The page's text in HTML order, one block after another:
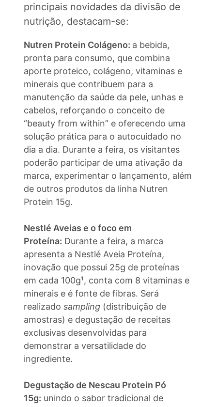
principais novidades da divisão de
nutrição, destacam-se:
Nutren Protein Colágeno: a bebida,
pronta para consumo, que combina
aporte proteico, colágeno, vitaminas e
minerais que contribuem para a
manutenção da saúde da pele, unhas e
cabelos, reforçando o conceito de
“beauty from within” e oferecendo uma
solução prática para o autocuidado no
dia a dia. Durante a feira, os visitantes
poderão participar de uma ativação da
marca, experimentar o lançamento, além
de outros produtos da linha Nutren
Protein 15g.
Nestlé Aveias e o foco em
Proteína: Durante a feira, a marca
apresenta a Nestlé Aveia Proteína,
inovação que possui 25g de proteínas
em cada 100g¹, conta com 8 vitaminas e
minerais e é fonte de fibras. Será
realizado sampling (distribuição de
amostras) e degustação de receitas
exclusivas desenvolvidas para
demonstrar a versatilidade do
ingrediente.
Degustação de Nescau Protein Pó
15g: unindo o sabor tradicional de